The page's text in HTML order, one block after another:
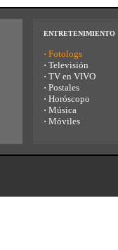
ENTRETENIMIENTO
· Fotologs
· Televisión
· TV en VIVO
· Postales
· Horóscopo
· Música
· Móviles